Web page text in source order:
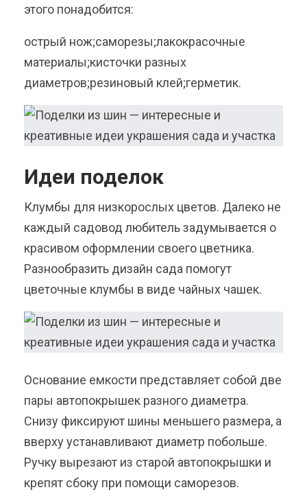
этого понадобится:
острый нож;саморезы;лакокрасочные
материалы;кисточки разных
диаметров;резиновый клей;герметик.
Идеи поделок
Клумбы для низкорослых цветов. Далеко не
каждый садовод любитель задумывается о
красивом оформлении своего цветника.
Разнообразить дизайн сада помогут
цветочные клумбы в виде чайных чашек.
Основание емкости представляет собой две
пары автопокрышек разного диаметра.
Снизу фиксируют шины меньшего размера, а
вверху устанавливают диаметр побольше.
Ручку вырезают из старой автопокрышки и
крепят сбоку при помощи саморезов.